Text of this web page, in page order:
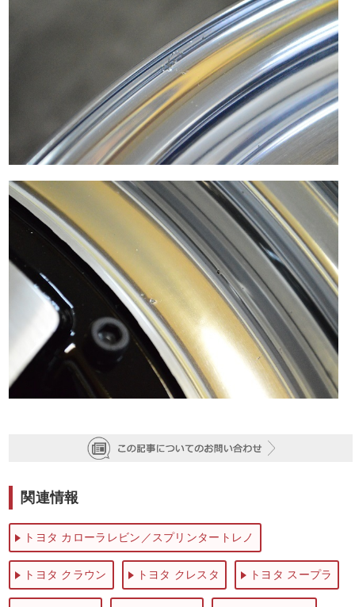
関連情報
トヨタ カローラレビン／スプリンタートレノ
トヨタ クラウン トヨタ クレスタ トヨタ スープラ